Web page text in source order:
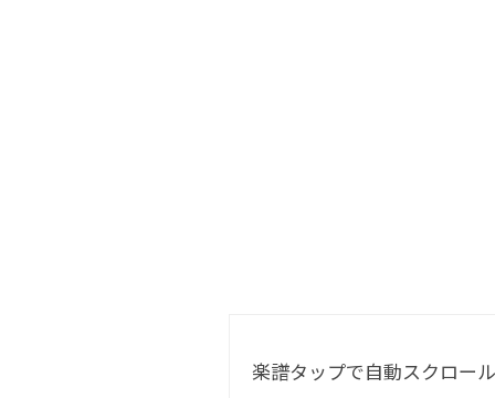
楽譜タップで自動スクロー